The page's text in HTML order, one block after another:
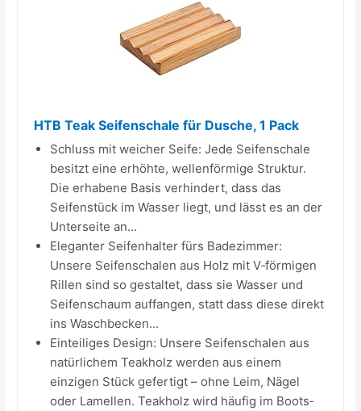
HTB Teak Seifenschale für Dusche, 1 Pack
Schluss mit weicher Seife: Jede Seifenschale
besitzt eine erhöhte, wellenförmige Struktur.
Die erhabene Basis verhindert, dass das
Seifenstück im Wasser liegt, und lässt es an der
Unterseite an...
Eleganter Seifenhalter fürs Badezimmer:
Unsere Seifenschalen aus Holz mit V‑förmigen
Rillen sind so gestaltet, dass sie Wasser und
Seifenschaum auffangen, statt dass diese direkt
ins Waschbecken...
Einteiliges Design: Unsere Seifenschalen aus
natürlichem Teakholz werden aus einem
einzigen Stück gefertigt – ohne Leim, Nägel
oder Lamellen. Teakholz wird häufig im Boots‑